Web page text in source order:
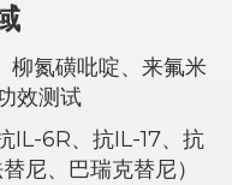
氮磺吡啶、来氟米
效测试
IL-6R、抗IL-17、抗
尼、巴瑞克替尼）